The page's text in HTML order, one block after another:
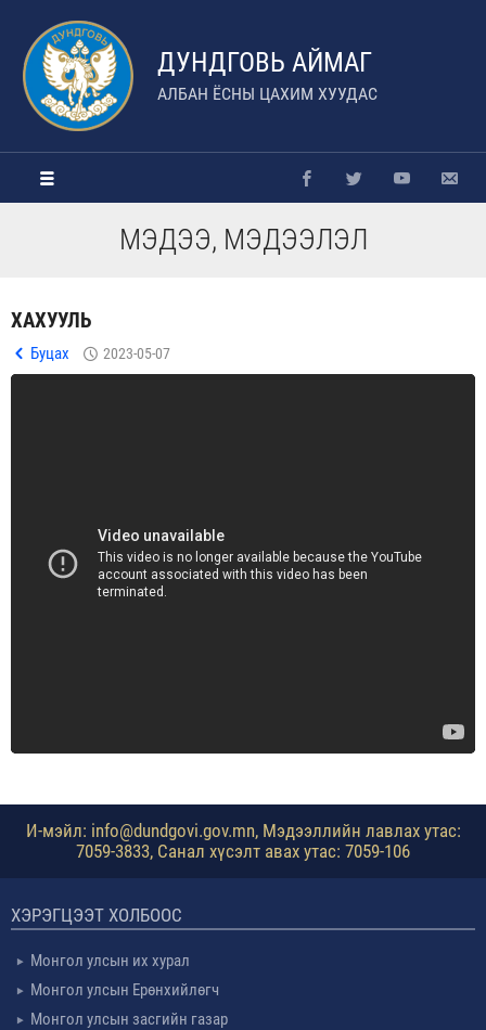
ДУНДГОВЬ АЙМАГ
АЛБАН ЁСНЫ ЦАХИМ ХУУДАС
МЭДЭЭ, МЭДЭЭЛЭЛ
ХАХУУЛЬ
Буцах 2023-05-07
И-мэйл: info@dundgovi.gov.mn, Мэдээллийн лавлах утас:
7059-3833, Санал хүсэлт авах утас: 7059-106
ХЭРЭГЦЭЭТ ХОЛБООС
Монгол улсын их хурал
Монгол улсын Ерөнхийлөгч
Монгол улсын засгийн газар